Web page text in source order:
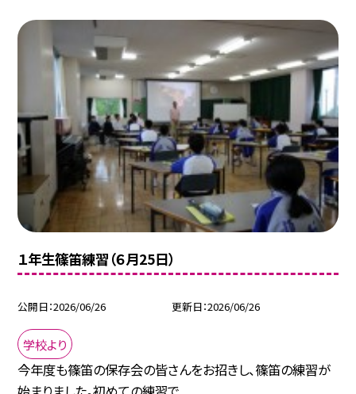
１年生篠笛練習（６月25日）
公開日 2026/06/26 更新日 2026/06/26
学校より
今年度も篠笛の保存会の皆さんをお招きし、篠笛の練習が